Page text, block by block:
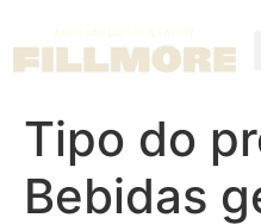
Tipo do
Bebidas